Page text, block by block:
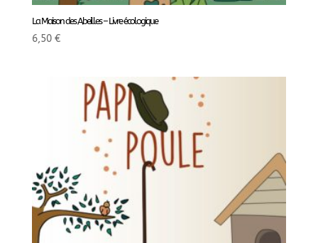
La Maison des Abeilles – Livre écologique
6,50 €